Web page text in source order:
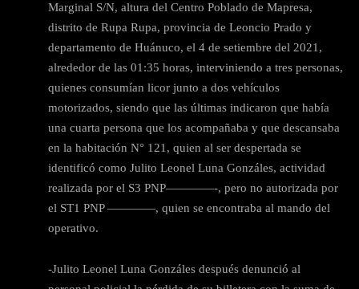
Marginal S/N, altura del Centro Poblado de Mapresa,
distrito de Rupa Rupa, provincia de Leoncio Prado y
departamento de Huánuco, el 4 de setiembre del 2021,
alrededor de las 01:35 horas, interviniendo a tres personas,
quienes consumían licor junto a dos vehículos
motorizados, siendo que las últimas indicaron que había
una cuarta persona que los acompañaba y que descansaba
en la habitación N° 121, quien al ser despertada se
identificó como Julito Leonel Luna Gonzáles, actividad
realizada por el S3 PNP————-, pero no autorizada por
el ST1 PNP ————, quien se encontraba al mando del
operativo.
-Julito Leonel Luna Gonzáles después denunció al